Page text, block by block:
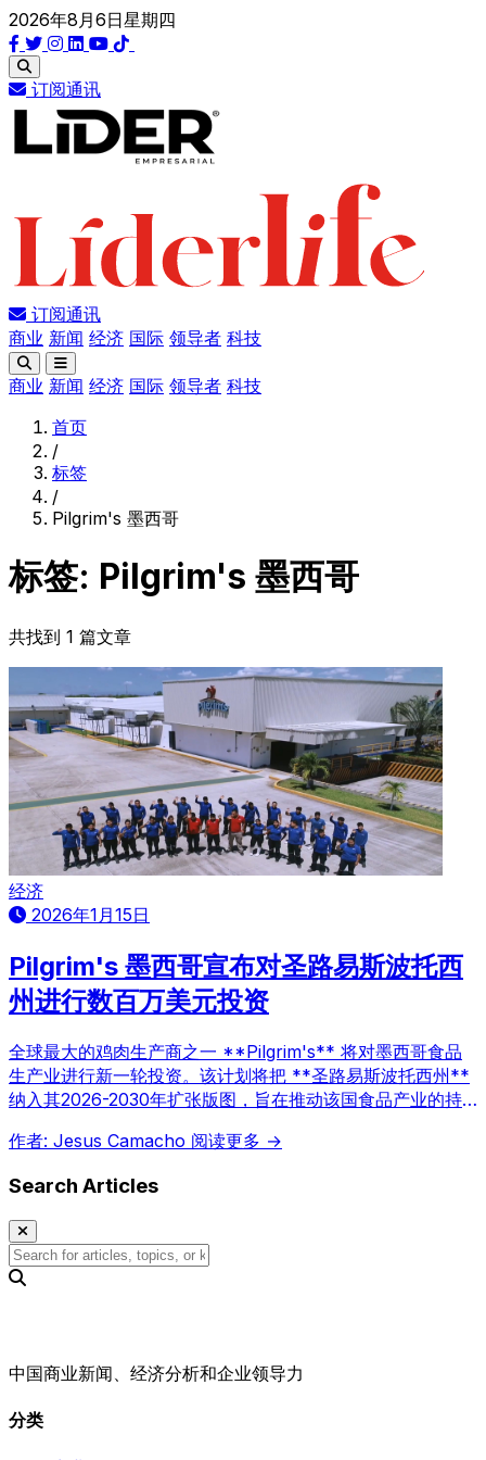
2026年8月6日星期四
订阅通讯
订阅通讯
商业 新闻 经济 国际 领导者 科技
商业 新闻 经济 国际 领导者 科技
首页
/
标签
/
Pilgrim's 墨西哥
标签: Pilgrim's 墨西哥
共找到 1 篇文章
经济
2026年1月15日
Pilgrim's 墨西哥宣布对圣路易斯波托西
州进行数百万美元投资
全球最大的鸡肉生产商之一 **Pilgrim's** 将对墨西哥食品
生产业进行新一轮投资。该计划将把 **圣路易斯波托西州**
纳入其2026-2030年扩张版图，旨在推动该国食品产业的持
作者: Jesus Camacho 阅读更多 →
Search Articles
中国商业新闻、经济分析和企业领导力
分类